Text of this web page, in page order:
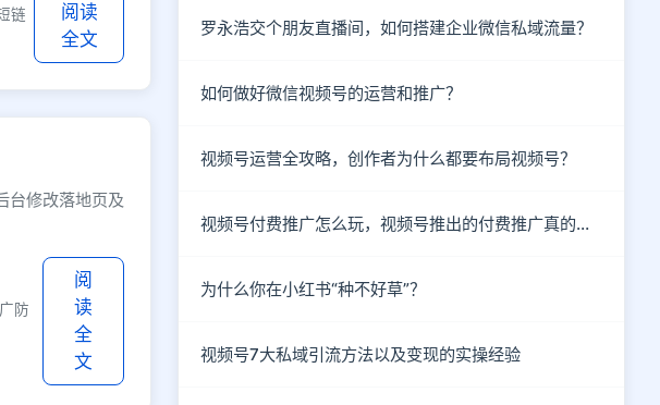
链
阅读
全文
台修改落地页及
防
阅
读
全
文
罗永浩交个朋友直播间，如何搭建企业微信私域流量？
如何做好微信视频号的运营和推广？
视频号运营全攻略，创作者为什么都要布局视频号？
视频号付费推广怎么玩，视频号推出的付费推广真的有效吗？
为什么你在小红书“种不好草”？
视频号7大私域引流方法以及变现的实操经验